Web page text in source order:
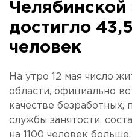
Челябинской
достигло
человек
На утро 12 мая число
области, официально
качестве безработных,
службы занятости,
на 1100 человек